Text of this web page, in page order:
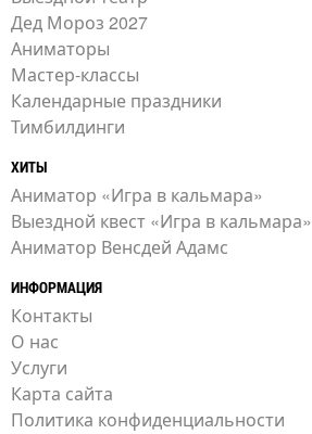
Дед Мороз 2027
Аниматоры
Мастер-классы
Календарные праздники
Тимбилдинги
ХИТЫ
Аниматор «Игра в кальмара»
Выездной квест «Игра в кальмара»
Аниматор Венсдей Адамс
ИНФОРМАЦИЯ
Контакты
О нас
Услуги
Карта сайта
Политика конфиденциальности